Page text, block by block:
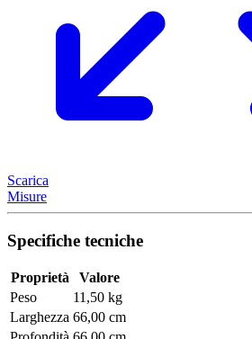
Scarica
Misure
Specifiche tecniche
Proprietà
Valore
Peso
11,50 kg
Larghezza 66,00 cm